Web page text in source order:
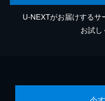
U-NEXTがお届けするサ
お試し